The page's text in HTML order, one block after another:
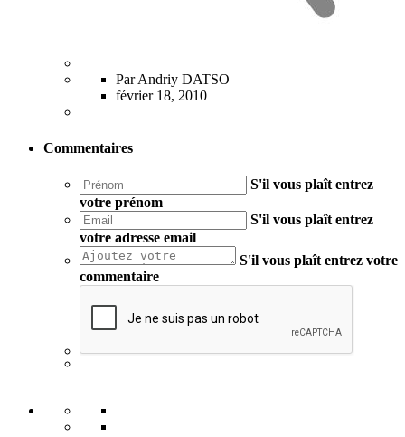
Par Andriy DATSO
février 18, 2010
Commentaires
S'il vous plaît entrez
votre prénom
S'il vous plaît entrez
votre adresse email
S'il vous plaît entrez votre
commentaire